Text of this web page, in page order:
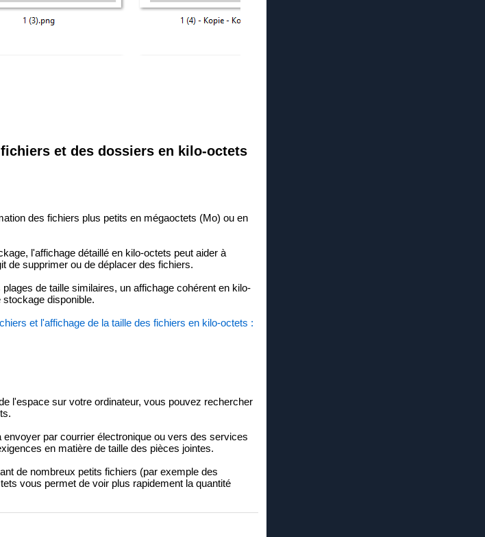
et des dossiers en kilo-octets
des fichiers plus petits en mégaoctets (Mo) ou en
l'affichage détaillé en kilo-octets peut aider à
de supprimer ou de déplacer des fichiers.
de taille similaires, un affichage cohérent en kilo-
disponible.
et l'affichage de la taille des fichiers en kilo-octets :
l'espace sur votre ordinateur, vous pouvez rechercher
envoyer par courrier électronique ou vers des services
en matière de taille des pièces jointes.
de nombreux petits fichiers (par exemple des
vous permet de voir plus rapidement la quantité